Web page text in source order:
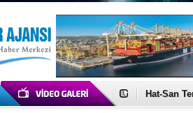
Türk
Hat-San
Med